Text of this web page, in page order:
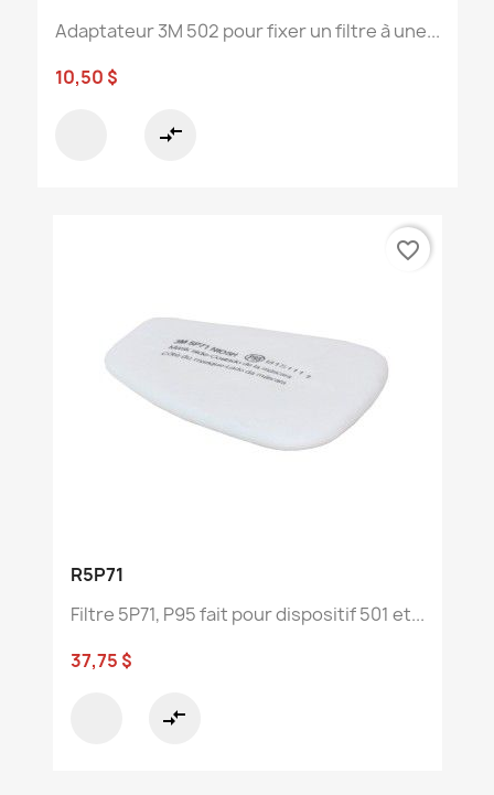
Adaptateur 3M 502 pour fixer un filtre à une...
10,50 $
compare_arrows
R5P71
Filtre 5P71, P95 fait pour dispositif 501 et...
37,75 $
compare_arrows
favorite_border